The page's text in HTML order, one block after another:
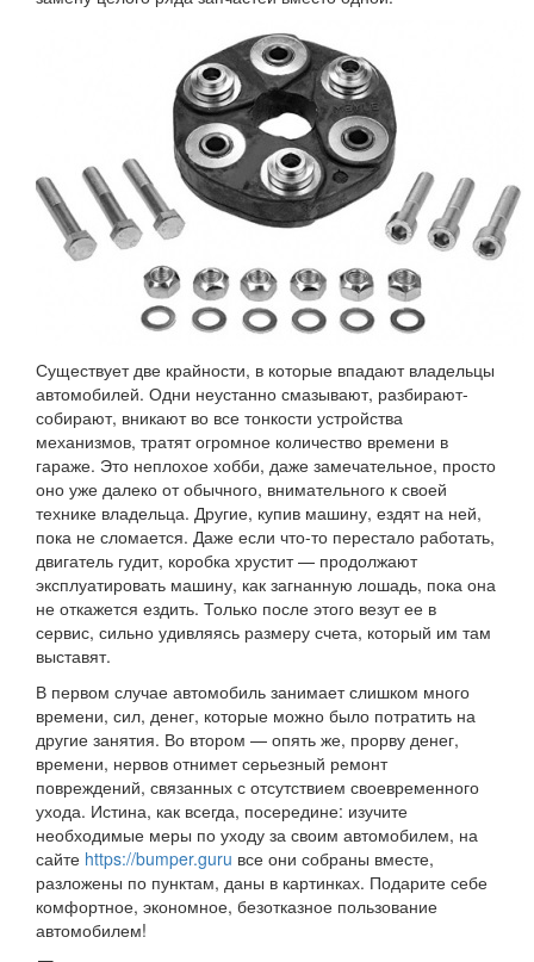
Существует две крайности, в которые впадают владельцы
автомобилей. Одни неустанно смазывают, разбирают-
собирают, вникают во все тонкости устройства
механизмов, тратят огромное количество времени в
гараже. Это неплохое хобби, даже замечательное, просто
оно уже далеко от обычного, внимательного к своей
технике владельца. Другие, купив машину, ездят на ней,
пока не сломается. Даже если что-то перестало работать,
двигатель гудит, коробка хрустит — продолжают
эксплуатировать машину, как загнанную лошадь, пока она
не откажется ездить. Только после этого везут ее в
сервис, сильно удивляясь размеру счета, который им там
выставят.
В первом случае автомобиль занимает слишком много
времени, сил, денег, которые можно было потратить на
другие занятия. Во втором — опять же, прорву денег,
времени, нервов отнимет серьезный ремонт
повреждений, связанных с отсутствием своевременного
ухода. Истина, как всегда, посередине: изучите
необходимые меры по уходу за своим автомобилем, на
сайте https://bumper.guru все они собраны вместе,
разложены по пунктам, даны в картинках. Подарите себе
комфортное, экономное, безотказное пользование
автомобилем!